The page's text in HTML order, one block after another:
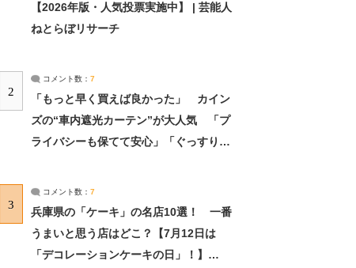
【2026年版・人気投票実施中】 | 芸能人
ねとらぼリサーチ
2
コメント数： 7
「もっと早く買えば良かった」 カイン
ズの“車内遮光カーテン”が大人気 「プ
ライバシーも保てて安心」「ぐっすり眠
3
コメント数： 7
兵庫県の「ケーキ」の名店10選！ 一番
うまいと思う店はどこ？【7月12日は
「デコレーションケーキの日」！】